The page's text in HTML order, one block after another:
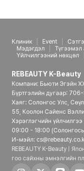
Клиник Event
Мэдэгдэл
Түгээмэл
Үйлчилгээний нөхцөл
REBEAUTY K-Beauty
Компани: Бьюти Эгэйн
Бүртгэлийн дугаар:
Хаяг: Солонгос Улс,
55, Коолон Сайенс
Хэрэглэгчийн
09:00 - 18:00
И-мэйл:
REBEAUTY K-Beauty |
гоо сайхны эмнэлгийн